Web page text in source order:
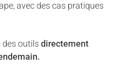
avec des cas pratiques
des outils directement